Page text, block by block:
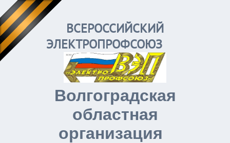
ВСЕРОССИЙСКИЙ
ЭЛЕКТРОПРОФСОЮЗ
Волгоградская
областная
организация